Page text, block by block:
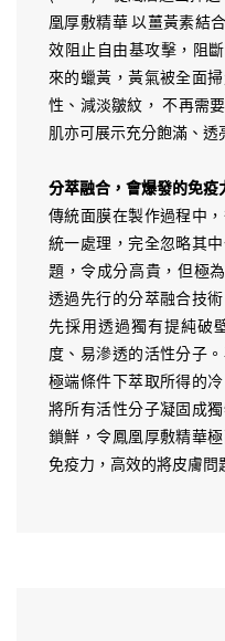
凰厚敷精華 以薑黃素結
效阻止自由基攻擊，阻
來的蠟黃，黃氣被全面
性、減淡皺紋， 不再需
肌亦可展示充分飽滿、透
分萃融合，會爆發的免疫
傳統面膜在製作過程中
統一處理，完全忽略其
題，令成分高貴，但極
透過先行的分萃融合技
先採用透過獨有提純破
度、易滲透的活性分子
極端條件下萃取所得的
將所有活性分子凝固成
鎖鮮，令鳳凰厚敷精華
免疫力，高效的將皮膚問